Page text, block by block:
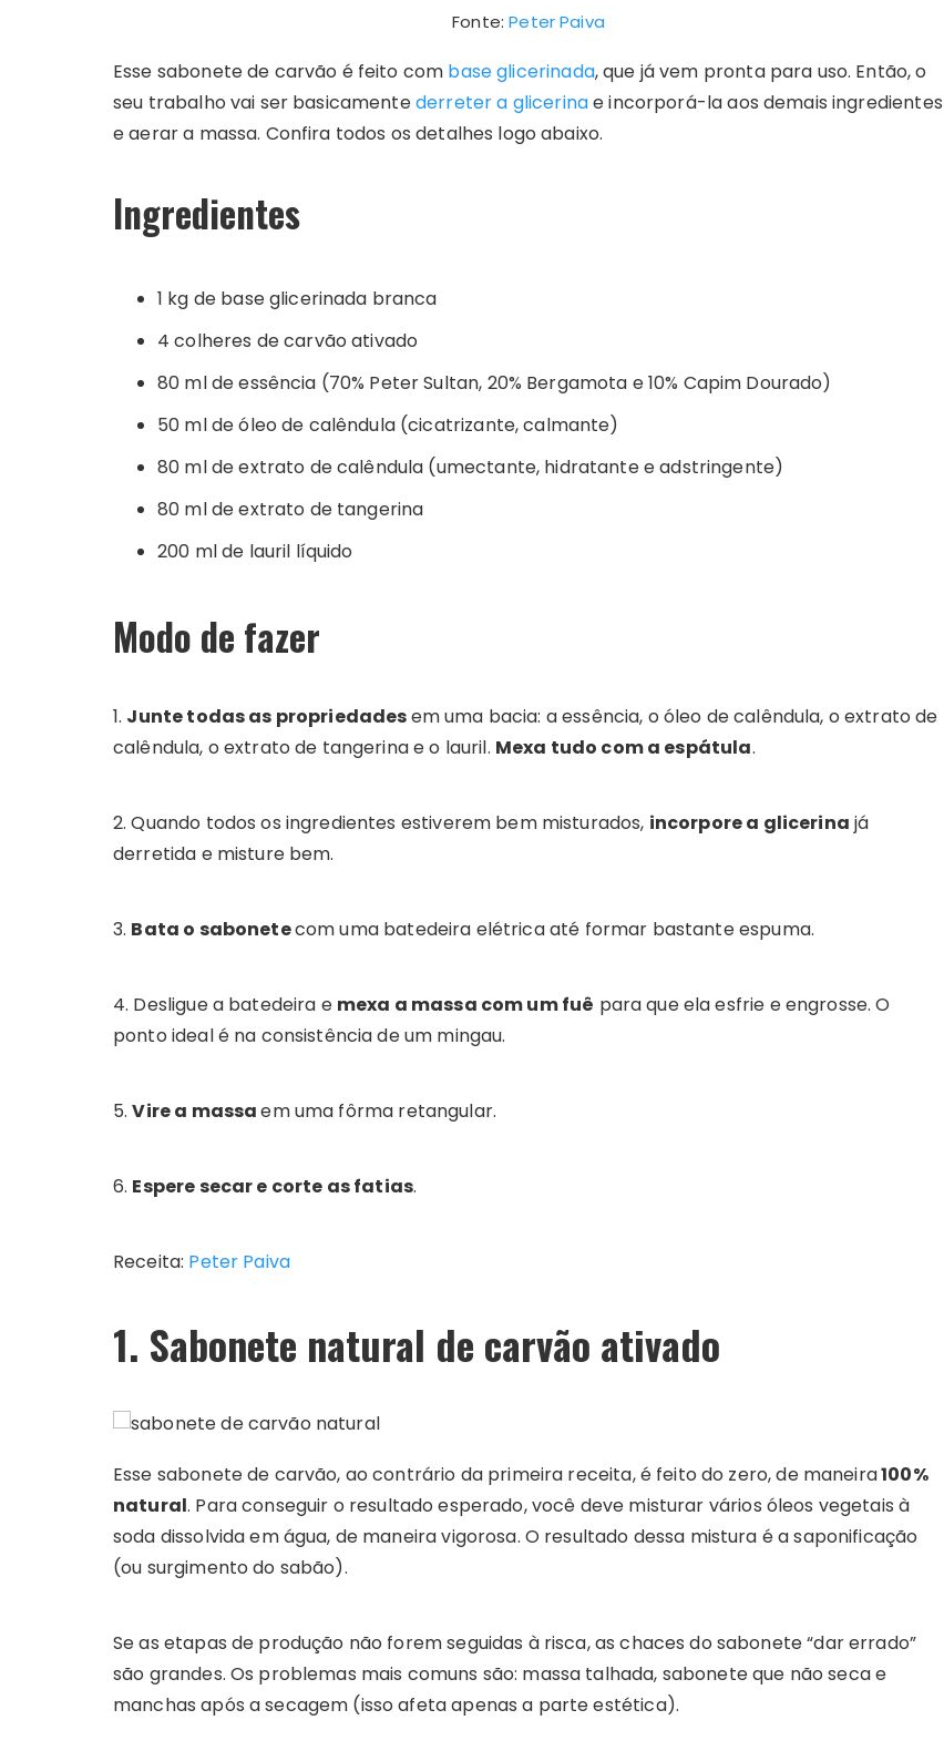
Fonte:Peter Paiva
Esse sabonete de carvão é feito com base glicerinada, que já vem pronta para uso. Então, o
seu trabalho vai ser basicamentederreter a glicerinae incorporá-la aos demais ingredientes
e aerar a massa. Confira todos os detalhes logo abaixo.
Ingredientes
1 kg de base glicerinada branca
4 colheres de carvão ativado
80 ml de essência (70% Peter Sultan, 20% Bergamota e 10% Capim Dourado)
50 ml de óleo de calêndula (cicatrizante, calmante)
80 ml de extrato de calêndula (umectante, hidratante e adstringente)
80 ml de extrato de tangerina
200 ml de lauril líquido
Modo de fazer
1. Junte todas as propriedadesem uma bacia: a essência, o óleo de calêndula, o extrato de
calêndula, o extrato de tangerina e o lauril. Mexa tudo com a espátula.
2. Quando todos os ingredientes estiverem bem misturados, incorpore a glicerina já
derretida e misture bem.
3. Bata o sabonetecom uma batedeira elétrica até formar bastante espuma.
4. Desligue a batedeira e mexa a massa com um fuê para que ela esfrie e engrosse. O
ponto ideal é na consistência de um mingau.
5.Vire a massaem uma fôrma retangular.
6. Espere secar e corte as fatias.
Receita: Peter Paiva
1. Sabonete natural de carvão ativado
Esse sabonete de carvão, ao contrário da primeira receita, é feito do zero, de maneira100%
natural. Para conseguir o resultado esperado, você deve misturar vários óleos vegetais à
soda dissolvida em água, de maneira vigorosa. O resultado dessa mistura é a saponificação
(ou surgimento do sabão).
Se as etapas de produção não forem seguidas à risca, as chaces do sabonete “dar errado”
são grandes. Os problemas mais comuns são: massa talhada, sabonete que não seca e
manchas após a secagem (isso afeta apenas a parte estética).